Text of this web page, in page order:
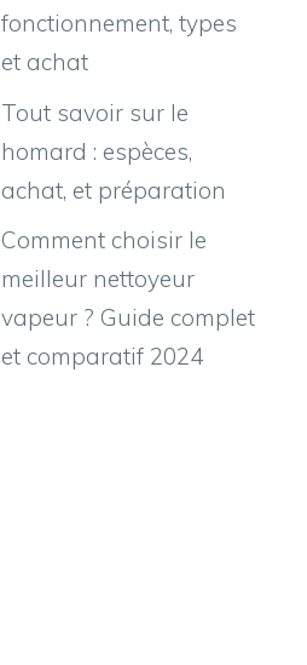
fonctionnement, types
et achat
Tout savoir sur le
homard : espèces,
achat, et préparation
Comment choisir le
meilleur nettoyeur
vapeur ? Guide complet
et comparatif 2024